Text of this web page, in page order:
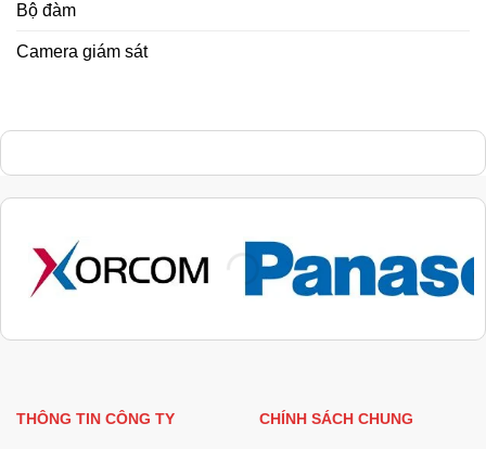
Bộ đàm
Camera giám sát
THÔNG TIN CÔNG TY CHÍNH SÁCH CHUNG